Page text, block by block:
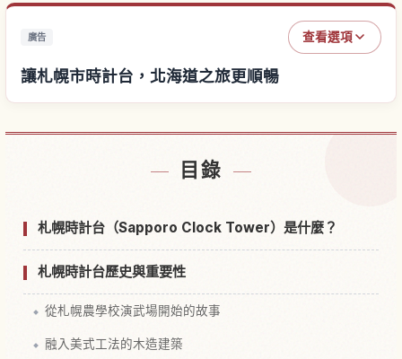
廣告 查看選項
讓札幌市時計台，北海道之旅更順暢
目錄
札幌時計台（Sapporo Clock Tower）是什麼？
札幌時計台歷史與重要性
從札幌農學校演武場開始的故事
融入美式工法的木造建築